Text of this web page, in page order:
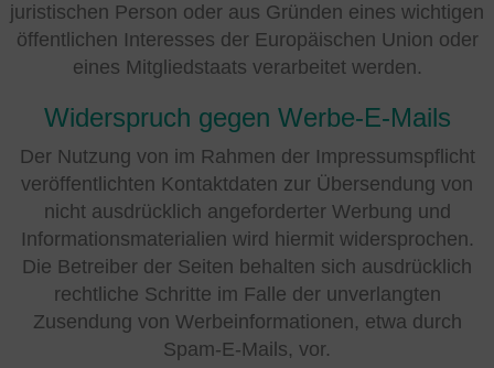
juristischen Person oder aus Gründen eines wichtigen
öffentlichen Interesses der Europäischen Union oder
eines Mitgliedstaats verarbeitet werden.
Widerspruch gegen Werbe-E-Mails
Der Nutzung von im Rahmen der Impressumspflicht
veröffentlichten Kontaktdaten zur Übersendung von
nicht ausdrücklich angeforderter Werbung und
Informationsmaterialien wird hiermit widersprochen.
Die Betreiber der Seiten behalten sich ausdrücklich
rechtliche Schritte im Falle der unverlangten
Zusendung von Werbeinformationen, etwa durch
Spam-E-Mails, vor.